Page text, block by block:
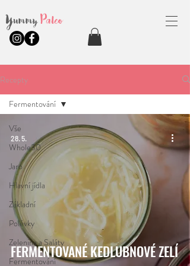
YummyPaleo
Recepty
Vše
Whole30
Jaro
Hlavní jídla
Základní
Polévky
Zelenina a Saláty
Fermentování
Fermentování
FERMENTOVANÉ KEDLUBNOVÉ ZELÍ
28. 5.